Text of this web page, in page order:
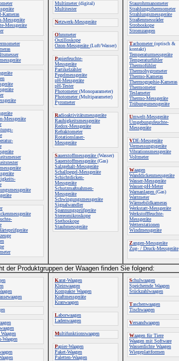
Kameras
Messgeräte
Messgeräte
Messgeräte
Multimeter(digital)
Multitester
Netzwerk-Messgeräte
Ohmmeter
Oszilloskope
Ozon-Messgeräte (Luft/Wasser)
Papierfeuchte-
Messgeräte
Partikelzähler
Pegelmessgeräte
pH-Messgeräte
pH-Tester
Photometer(Monoparameter)
Photometer(Multiparameter)
Pyrometer
Radioaktivitätsmessgeräte
Rauhigkeitsmessgeräte
Redox-Messgeräte
Refraktometer
Rotationslaser-
Messgeräte
Sauerstoffmessgeräte (Wasser)
Sauerstoffmessgeräte (Gas)
Salzgehalt-Messgeräte
Schallpegel-Messgeräte
Schichtdicken-
Messgeräte
Schutzmaßnahmen-
Messgeräte
Schwingungsmessgeräte
Signalwandler
Spannungsprüfgeräte
Stereomikroskope
Stethoskope
Staubmessgeräte
Staurohrmanometer
Strahlungsthermometer
Strahlungsmessgeräte
Straßenmessräder
Stroboskope
Stromzangen
Tachometer(optisch &
kontakt)
Temperaturmessgeräte
Temperaturfühler
Thermofühler
Thermohygrometer
Thermo-Kameras
Thermographie-Kameras
Thermometer
Teslameter
Thermo-Messgeräte
Trübungsmessgeräte
Umwelt-Messgeräte
Umgebungsfeuchte-
Messgeräte
VDE-Messgeräte
Vermessungsgeräte
Vibrationsmessgeräte
Voltmeter
Waagen
Wanddickenmessgeräte
Wasser-Messgeräte
Wasser-pH-Meter
Warnanlagen (Gas)
Wattmeter
Wärmebildkameras
Werkstatt-Messgeräte
Werkstofffeuchte-
Messgeräte
Wetterstationen
Windmessgeräte
Zangen-Messgeräte
Zug- / Druck-Messgeräte
der Produktgruppen der Waagen finden Sie folgend:
Waagen
Karat-Waagen
Kleinwaagen
Kompakte Waagen
Kraftmessgeräte
Kranwaagen
Laborwaagen
Ladenwaagen
Multifunktionswaagen
Papier-Waagen
Paket-Waagen
Paletten-Waagen
Schulwaagen
Speichernde Waagen
Stückzahlwaagen
Taschenwaagen
Tischwaagen
Versandwaagen
Waagen für Tiere
Waagen mit Software
Wasserdichte Waagen
Wiegeplattformen